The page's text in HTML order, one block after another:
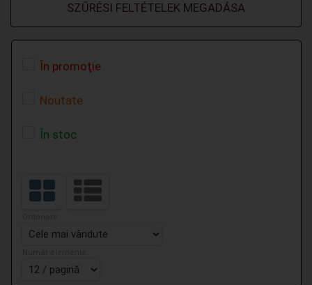
SZŰRÉSI FELTÉTELEK MEGADÁSA
În promoţie
Noutate
În stoc